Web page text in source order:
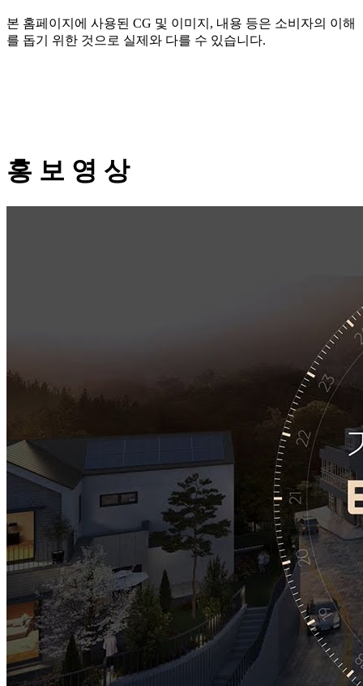
본 홈페이지에 사용된 CG 및 이미지, 내용 등은 소비자의 이해
를 돕기 위한 것으로 실제와 다를 수 있습니다.
홍 보 영 상